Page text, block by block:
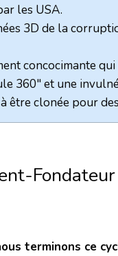
les USA.
3D de la
concocimante
360" et une
être clonée pour
terminons ce